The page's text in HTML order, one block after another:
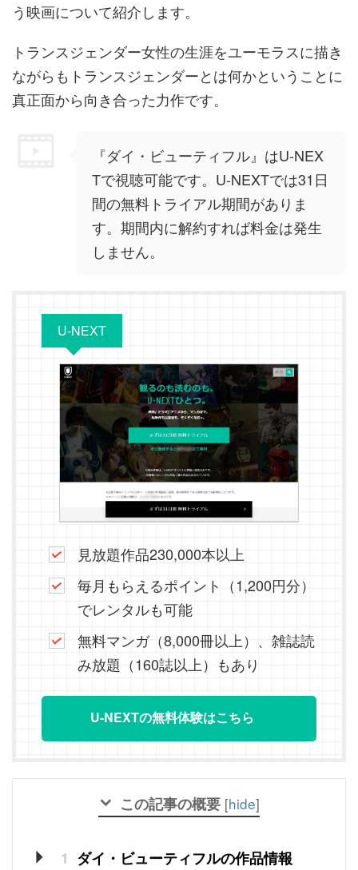
う映画について紹介します。
トランスジェンダー女性の生涯をユーモラスに描き
ながらもトランスジェンダーとは何かということに
真正面から向き合った力作です。
『ダイ・ビューティフル』はU-NEX
Tで視聴可能です。U-NEXTでは31日
間の無料トライアル期間がありま
す。期間内に解約すれば料金は発生
しません。
U-NEXT
見放題作品230,000本以上
毎月もらえるポイント（1,200円分）
でレンタルも可能
無料マンガ（8,000冊以上）、雑誌読
み放題（160誌以上）もあり
U-NEXTの無料体験はこちら
この記事の概要 [hide]
1 ダイ・ビューティフルの作品情報